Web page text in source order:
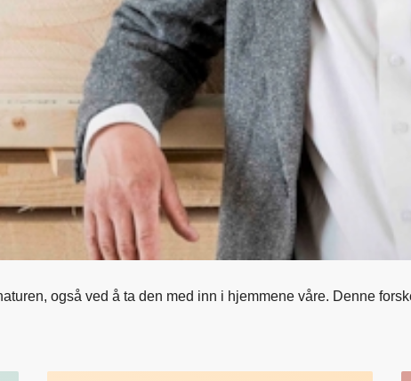
også ved å ta den med inn i hjemmene våre. Denne